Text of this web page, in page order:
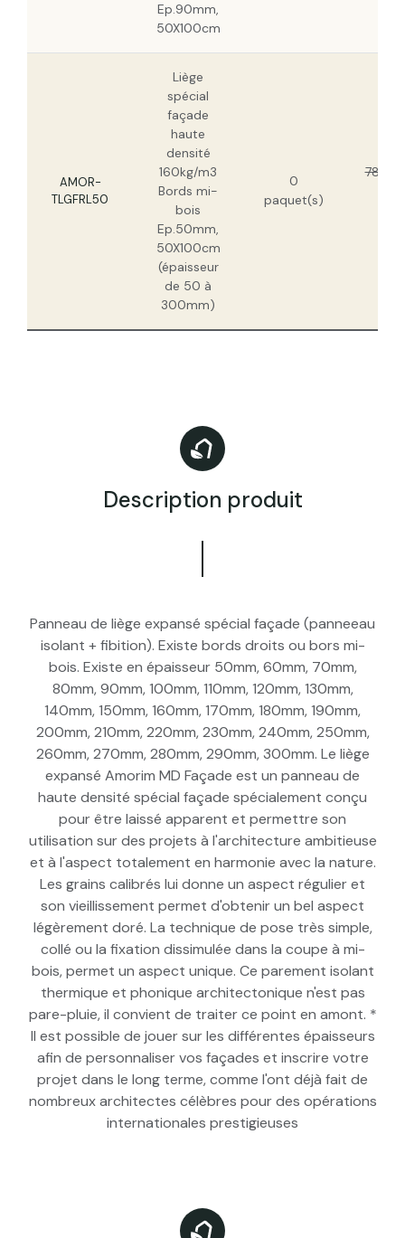
Ep.90mm,
50X100cm
AMOR-
TLGFRL50
Liège
spécial
façade
haute
densité
160kg/m3
Bords mi-
bois
Ep.50mm,
50X100cm
(épaisseur
de 50 à
300mm)
0
paquet(s)
78,97
Description produit
Panneau de liège expansé spécial façade (panneeau
isolant + fibition). Existe bords droits ou bors mi-
bois. Existe en épaisseur 50mm, 60mm, 70mm,
80mm, 90mm, 100mm, 110mm, 120mm, 130mm,
140mm, 150mm, 160mm, 170mm, 180mm, 190mm,
200mm, 210mm, 220mm, 230mm, 240mm, 250mm,
260mm, 270mm, 280mm, 290mm, 300mm. Le liège
expansé Amorim MD Façade est un panneau de
haute densité spécial façade spécialement conçu
pour être laissé apparent et permettre son
utilisation sur des projets à l'architecture ambitieuse
et à l'aspect totalement en harmonie avec la nature.
Les grains calibrés lui donne un aspect régulier et
son vieillissement permet d'obtenir un bel aspect
légèrement doré. La technique de pose très simple,
collé ou la fixation dissimulée dans la coupe à mi-
bois, permet un aspect unique. Ce parement isolant
thermique et phonique architectonique n'est pas
pare-pluie, il convient de traiter ce point en amont. *
Il est possible de jouer sur les différentes épaisseurs
afin de personnaliser vos façades et inscrire votre
projet dans le long terme, comme l'ont déjà fait de
nombreux architectes célèbres pour des opérations
internationales prestigieuses